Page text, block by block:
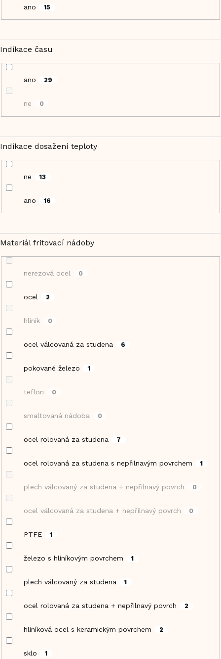
ano 15
Indikace času
ano 29
ne 0
Indikace dosažení teploty
ne 13
ano 16
Materiál fritovací nádoby
nerezová ocel 0
ocel 2
hliník 0
ocel válcovaná za studena 6
pokované železo 1
teflon 0
smaltovaná nádoba 0
ocel rolovaná za studena 7
ocel rolovaná za studena s nepřilnavým povrchem 1
plech válcovaný za studena + nepřilnavý povrch 0
ocel válcovaná za studena + nepřilnavý povrch 0
PTFE 1
železo s hliníkovým povrchem 1
plech válcovaný za studena 1
ocel rolovaná za studena + nepřilnavý povrch 2
hliníková ocel s keramickým povrchem 2
sklo 1